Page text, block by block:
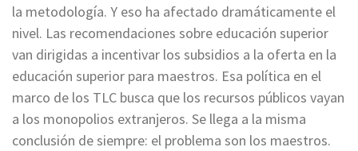
la metodología. Y eso ha afectado dramáticamente el
nivel. Las recomendaciones sobre educación superior
van dirigidas a incentivar los subsidios a la oferta en la
educación superior para maestros. Esa política en el
marco de los TLC busca que los recursos públicos vayan
a los monopolios extranjeros. Se llega a la misma
conclusión de siempre: el problema son los maestros.